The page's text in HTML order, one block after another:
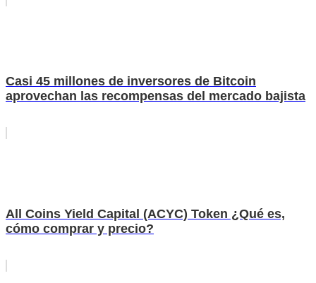
Casi 45 millones de inversores de Bitcoin
aprovechan las recompensas del mercado bajista
All Coins Yield Capital (ACYC) Token ¿Qué es,
cómo comprar y precio?